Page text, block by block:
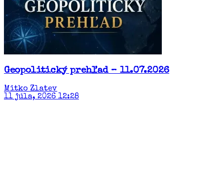
Geopolitický prehľad – 11.07.2026
Mitko Zlatev
11 júla, 2026 12:28